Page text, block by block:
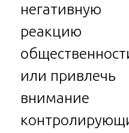
негативную
реакцию
или привлечь
внимание